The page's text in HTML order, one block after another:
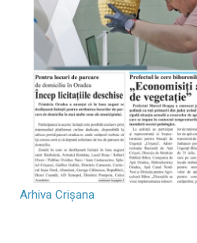
Arhiva Crișana